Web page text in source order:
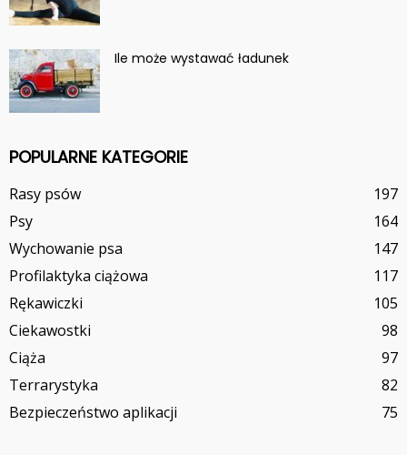
Ile może wystawać ładunek
POPULARNE KATEGORIE
Rasy psów
197
Psy
164
Wychowanie psa
147
Profilaktyka ciążowa
117
Rękawiczki
105
Ciekawostki
98
Ciąża
97
Terrarystyka
82
Bezpieczeństwo aplikacji
75